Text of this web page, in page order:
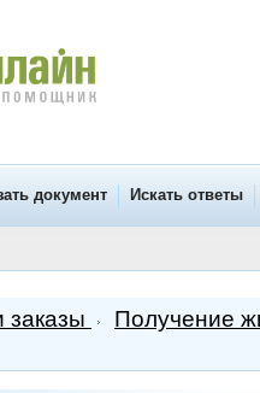
документ Искать ответы
заказы
Получение